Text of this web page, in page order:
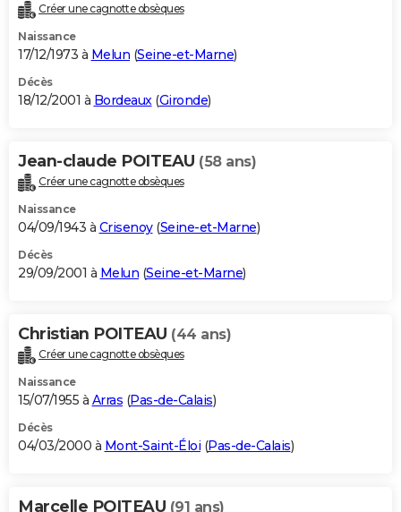
Créer une cagnotte obsèques
Naissance
17/12/1973 à Melun (Seine-et-Marne)
Décès
18/12/2001 à Bordeaux(Gironde)
Jean-claude POITEAU (58 ans)
Créer une cagnotte obsèques
Naissance
04/09/1943 à Crisenoy(Seine-et-Marne)
Décès
29/09/2001 à Melun (Seine-et-Marne)
Christian POITEAU (44 ans)
Créer une cagnotte obsèques
Naissance
15/07/1955 à Arras (Pas-de-Calais)
Décès
04/03/2000 à Mont-Saint-Éloi (Pas-de-Calais)
Marcelle POITEAU (91 ans)